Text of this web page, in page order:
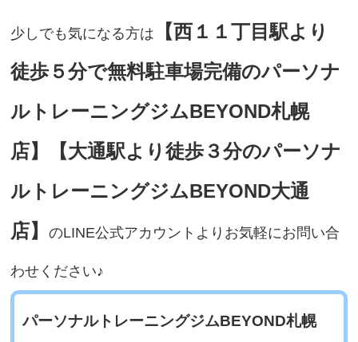
少しでも気になる方は
【西１１丁目駅より
徒歩５分で無料駐車場完備のパーソナ
ルトレーニングジムBEYOND札幌
店】【大通駅より徒歩３分のパーソナ
ルトレーニングジムBEYOND大通
店】のLINE公式アカウントよりお気軽にお問い合
わせください♪
パーソナルトレーニングジムBEYOND札幌